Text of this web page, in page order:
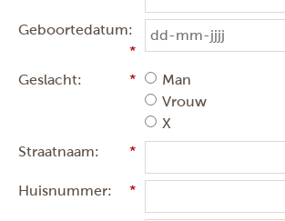
Geboortedatum:
Geslacht:
Man
Vrouw
X
Straatnaam:
Huisnummer: